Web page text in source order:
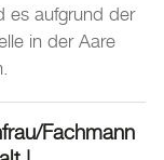
es aufgrund der
in der Aare
Fachmann